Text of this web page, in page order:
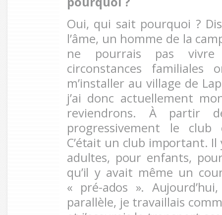
Oui, qui sait pourquoi ?
l’âme, un homme de la
ne pourrais pas
circonstances
m’installer au village de
j’ai donc actuellement
reviendrons. À partir
progressivement le club
C’était un club important.
adultes, pour enfants,
qu’il y avait même un
« pré-ados ».
parallèle, je travaillais